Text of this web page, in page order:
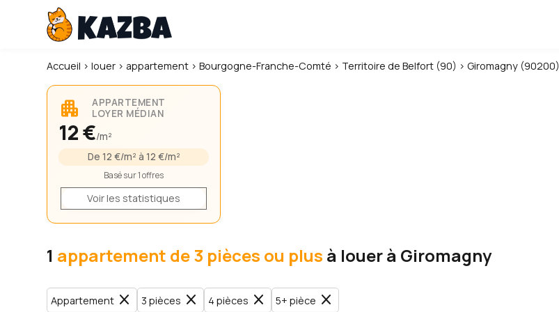
Accueil ›louer › appartement ›Bourgogne-Franche-Comté › Territoire de Belfort (90) ›Giromagny (90200)
apartment
APPARTEMENT
LOYER MÉDIAN
12 €/m²
De 12 €/m² à 12 €/m²
Basé sur 1 offres
Voir les statistiques
1 appartement de 3 pièces ou plus à louer à Giromagny
Appartement close 3 pièces close 4 pièces close 5+ pièce close